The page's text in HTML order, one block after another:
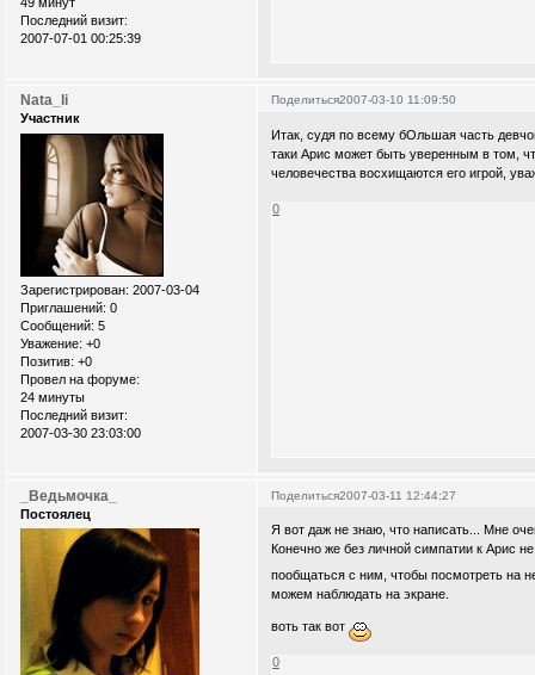
Последний визит:
2007-07-01 00:25:39
Поделиться2007-03-10 11:09:50
Nata_li
Участник
Зарегистрирован: 2007-03-04
Приглашений: 0
Сообщений: 5
Уважение: +0
Позитив: +0
Провел на форуме:
24 минуты
Последний визит:
2007-03-30 23:03:00
Итак, судя по всему бОльшая часть
таки Арис может быть уверенным в том,
человечества восхищаются его игрой,
0
Поделиться2007-03-11 12:44:27
_Ведьмочка_
Постоялец
Я вот даж не знаю, что написать... Мне
Конечно же без личной симпатии к Арис
пообщаться с ним, чтобы посмотреть на
можем наблюдать на экране.
воть так вот
0